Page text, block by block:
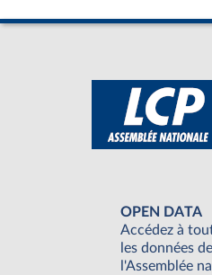
OPEN DATA
Accédez à
les données de
l'Assemblée